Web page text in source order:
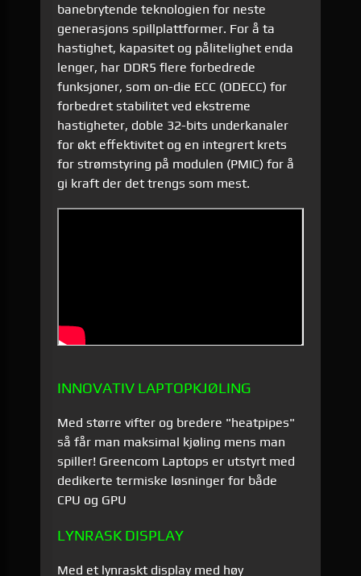
banebrytende teknologien for neste
generasjons spillplattformer. For å ta
hastighet, kapasitet og pålitelighet enda
lenger, har DDR5 flere forbedrede
funksjoner, som on-die ECC (ODECC) for
forbedret stabilitet ved ekstreme
hastigheter, doble 32-bits underkanaler
for økt effektivitet og en integrert krets
for strømstyring på modulen (PMIC) for å
gi kraft der det trengs som mest.
INNOVATIV LAPTOPKJØLING
Med større vifter og bredere "heatpipes"
så får man maksimal kjøling mens man
spiller! Greencom Laptops er utstyrt med
dedikerte termiske løsninger for både
CPU og GPU
LYNRASK DISPLAY
Med et lynraskt display med høy